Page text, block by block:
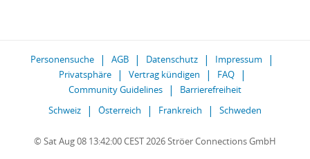
Personensuche AGB Datenschutz
Impressum
Privatsphäre
Vertrag kündigen
FAQ
Community Guidelines
Barrierefreiheit
Schweiz
Österreich Frankreich Schweden
© Sat Aug 08 13:42:00 CEST 2026 Ströer Connections GmbH